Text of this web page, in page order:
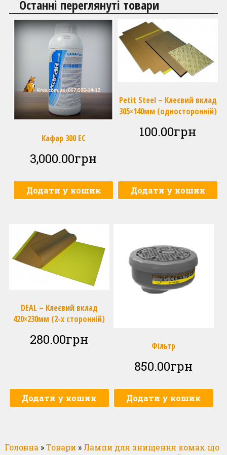
Останні переглянуті товари
Кафар 300 ЕС
3,000.00грн
Додати у кошик
Petit Steel – Клеєвий вклад
305×140мм (односторонній)
100.00грн
Додати у кошик
DEAL – Клеєвий вклад
420×230мм (2-х сторонній)
280.00грн
Додати у кошик
Фільтр
850.00грн
Додати у кошик
Головна »Товари » Лампи для знищення комах що